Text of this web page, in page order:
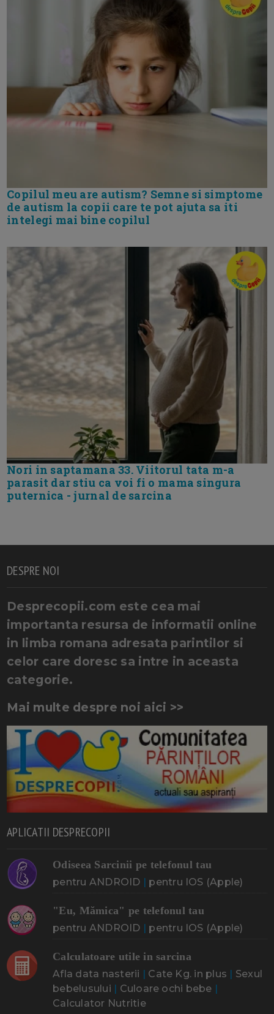
Copilul meu are autism? Semne si simptome
de autism la copii care te pot ajuta sa iti
intelegi mai bine copilul
Nori in saptamana 33. Viitorul tata m-a
parasit dar stiu ca voi fi o mama singura
puternica - jurnal de sarcina
DESPRE NOI
Desprecopii.com este cea mai
importanta resursa de informatii online
in limba romana adresata parintilor si
celor care doresc sa intre in aceasta
categorie.
Mai multe despre noi aici >>
APLICATII DESPRECOPII
Odiseea Sarcinii pe telefonul tau
pentru ANDROID | pentru IOS (Apple)
"Eu, Mămica" pe telefonul tau
pentru ANDROID | pentru IOS (Apple)
Calculatoare utile in sarcina
Afla data nasterii | Cate Kg. in plus | Sexul
bebelusului | Culoare ochi bebe |
Calculator Nutritie